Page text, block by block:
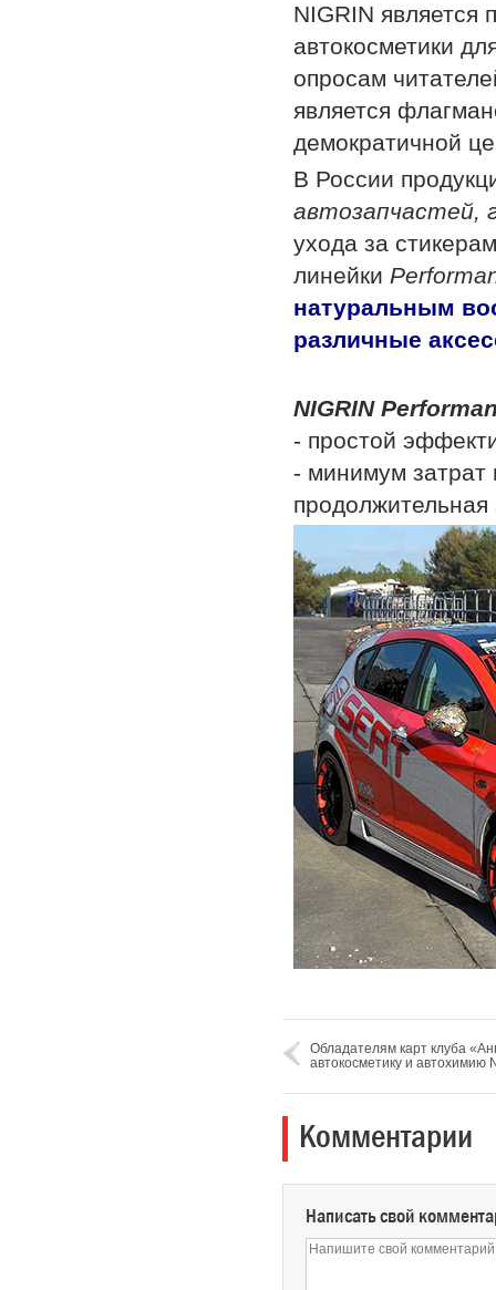
NIGRIN является
автокосметики
опросам
является
демократичной
В России
автозапчастей,
ухода за
линейки
натуральным
различные
NIGRIN
- простой
- минимум затрат
продолжительная
Обладателям карт клуба
автокосметику и автохимию
Комментарии
Написать свой